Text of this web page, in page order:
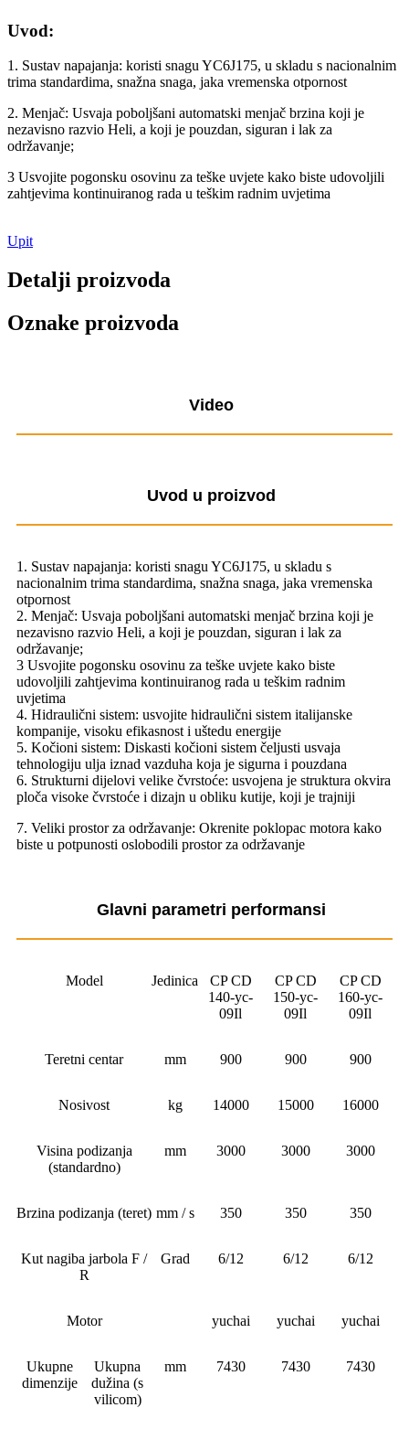
Uvod:
1. Sustav napajanja: koristi snagu YC6J175, u skladu s nacionalnim
trima standardima, snažna snaga, jaka vremenska otpornost
2. Menjač: Usvaja poboljšani automatski menjač brzina koji je
nezavisno razvio Heli, a koji je pouzdan, siguran i lak za
održavanje;
3 Usvojite pogonsku osovinu za teške uvjete kako biste udovoljili
zahtjevima kontinuiranog rada u teškim radnim uvjetima
Upit
Detalji proizvoda
Oznake proizvoda
Video
Uvod u proizvod
1. Sustav napajanja: koristi snagu YC6J175, u skladu s
nacionalnim trima standardima, snažna snaga, jaka vremenska
otpornost
2. Menjač: Usvaja poboljšani automatski menjač brzina koji je
nezavisno razvio Heli, a koji je pouzdan, siguran i lak za
održavanje;
3 Usvojite pogonsku osovinu za teške uvjete kako biste
udovoljili zahtjevima kontinuiranog rada u teškim radnim
uvjetima
4. Hidraulični sistem: usvojite hidraulični sistem italijanske
kompanije, visoku efikasnost i uštedu energije
5. Kočioni sistem: Diskasti kočioni sistem čeljusti usvaja
tehnologiju ulja iznad vazduha koja je sigurna i pouzdana
6. Strukturni dijelovi velike čvrstoće: usvojena je struktura okvira
ploča visoke čvrstoće i dizajn u obliku kutije, koji je trajniji
7. Veliki prostor za održavanje: Okrenite poklopac motora kako
biste u potpunosti oslobodili prostor za održavanje
Glavni parametri performansi
Model Jedinica
CP CD
140-yc-
09Il
CP CD
150-yc-
09Il
CP CD
160-yc-
09Il
Teretni centar mm 900 900 900
Nosivost kg 14000 15000 16000
Visina podizanja
(standardno)
mm 3000 3000 3000
Brzina podizanja (teret) mm / s 350 350 350
Kut nagiba jarbola F /
R
Grad 6/12 6/12 6/12
Motor yuchai yuchai yuchai
Ukupne
dimenzije
Ukupna
dužina (s
vilicom)
mm 7430 7430 7430